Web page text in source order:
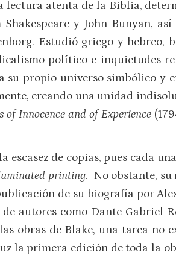
atenta de la Biblia,
y John Bunyan,
Estudió griego y
político e inquietudes
su propio universo simbólico y
creando una unidad
of Innocence and of Experience
de copias, pues cada
printing. No obstante, su
de su biografía por
de autores como Dante Gabriel
obras de Blake, una tarea no
la primera edición de toda la